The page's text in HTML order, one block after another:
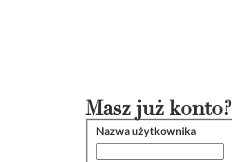
Masz już konto?
Logowanie
Nazwa użytkownika